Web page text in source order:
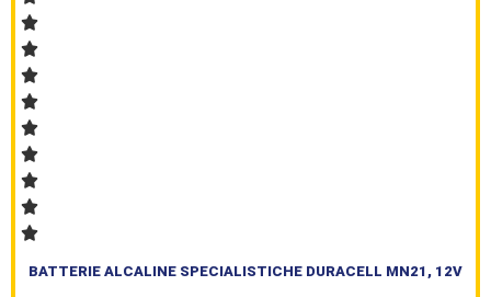
BATTERIE ALCALINE SPECIALISTICHE DURACELL MN21, 12V